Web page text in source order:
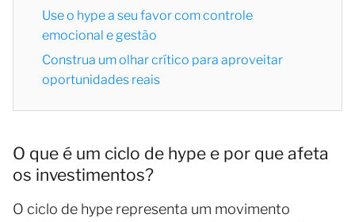
Use o hype a seu favor com controle
emocional e gestão
Construa um olhar crítico para aproveitar
oportunidades reais
O que é um ciclo de hype e por que afeta
os investimentos?
O ciclo de hype representa um movimento